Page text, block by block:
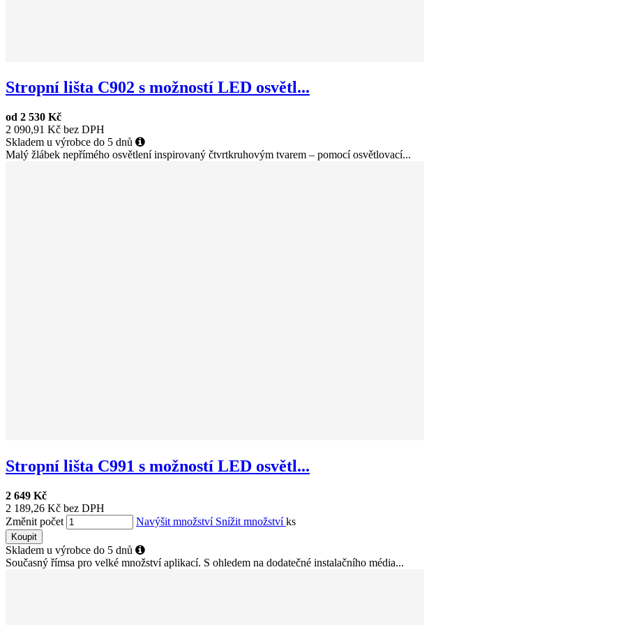
Stropní lišta C902 s možností LED osvětl...
od 2 530 Kč
2 090,91 Kč bez DPH
Skladem u výrobce do 5 dnů
Malý žlábek nepřímého osvětlení inspirovaný čtvrtkruhovým tvarem – pomocí osvětlovací...
Stropní lišta C991 s možností LED osvětl...
2 649 Kč
2 189,26 Kč bez DPH
Změnit počet
Navýšit množství Snížit množstvíks
Koupit
Skladem u výrobce do 5 dnů
Současný římsa pro velké množství aplikací. S ohledem na dodatečné instalačního média...